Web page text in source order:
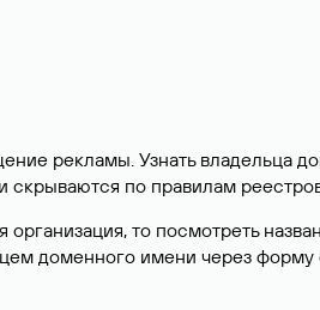
рекламы. Узнать владельца
скрываются по правилам
то посмотреть
доменного имени через форму